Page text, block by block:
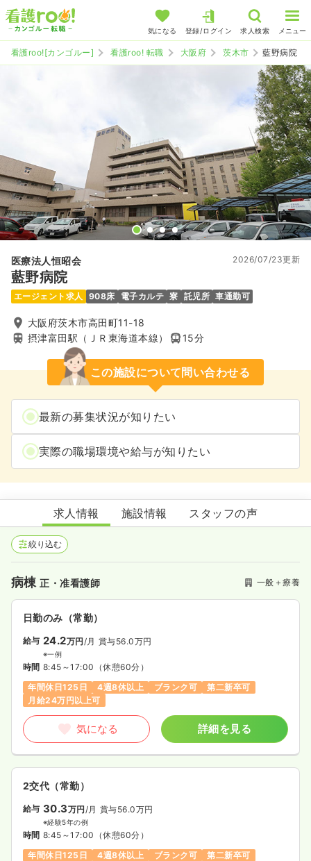
気になる 登録/ログイン 求人検索 メニュー
看護roo![カンゴルー] 看護roo! 転職 大阪府 茨木市 藍野病院
医療法人恒昭会
藍野病院
2026/07/23更新
エージェント求人 908床 電子カルテ 寮 託児所 車通勤可
大阪府茨木市高田町11-18
摂津富田駅（ＪＲ東海道本線）
15分
この施設について問い合わせる
最新の募集状況が知りたい
実際の職場環境や給与が知りたい
藍野病院
求人情報 施設情報 スタッフの声
絞り込む
病棟正・准看護師 一般＋療養
日勤のみ（常勤）
給与 24.2万円/月 賞与56.0万円
※一例
時間 8:45～17:00 （休憩60分）
年間休日125日
4週8休以上 ブランク可
第二新卒可
月給24万円以上可
気になる 詳細を見る
2交代（常勤）
給与 30.3万円 /月 賞与56.0万円
※経験5年の例
時間 8:45～17:00 （休憩60分）
年間休日125日
4週8休以上 ブランク可
第二新卒可